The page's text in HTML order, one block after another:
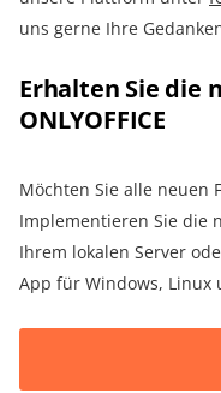
uns gerne Ihre
Erhalten Sie die
ONLYOFFICE
Möchten Sie alle neuen
Implementieren Sie die
Ihrem lokalen Server
App für Windows, Linux